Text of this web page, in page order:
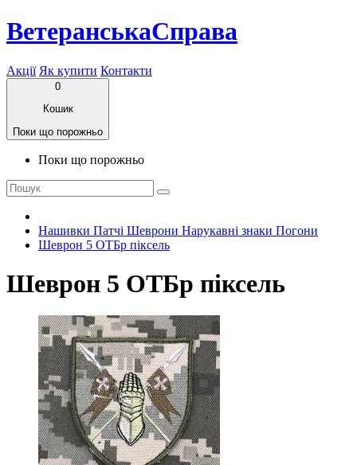
ВетеранськаСправа
Акції Як купити Контакти
0
Кошик
Поки що порожньо
Поки що порожньо
Нашивки Патчі Шеврони Нарукавні знаки Погони
Шеврон 5 ОТБр піксель
Шеврон 5 ОТБр піксель